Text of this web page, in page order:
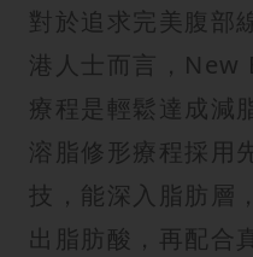
對於追求完美腹部
港人士而言，New
療程是輕鬆達成減
溶脂修形療程採用
技，能深入脂肪層
出脂肪酸，再配合